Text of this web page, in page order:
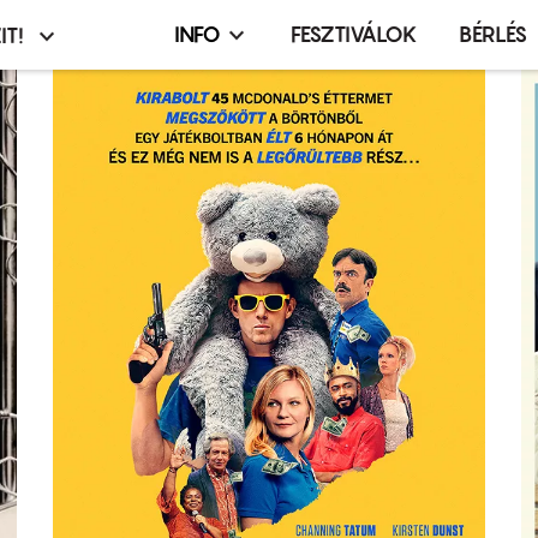
Infó,
esemény,
terembérlés
menü
INFO FESZTIVÁLOK BÉRLÉS